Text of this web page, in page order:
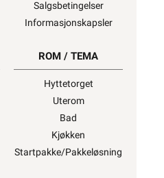
Salgsbetingelser
Informasjonskapsler
ROM / TEMA
Hyttetorget
Uterom
Bad
Kjøkken
Startpakke/Pakkeløsning